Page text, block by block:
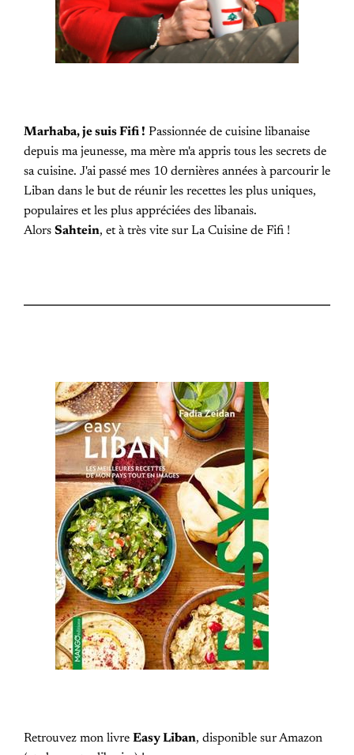
Marhaba, je suis Fifi ! Passionnée de cuisine libanaise
depuis ma jeunesse, ma mère m'a appris tous les secrets de
sa cuisine. J'ai passé mes 10 dernières années à parcourir le
Liban dans le but de réunir les recettes les plus uniques,
populaires et les plus appréciées des libanais.
Alors Sahtein, et à très vite sur La Cuisine de Fifi !
Retrouvez mon livre Easy Liban, disponible sur Amazon